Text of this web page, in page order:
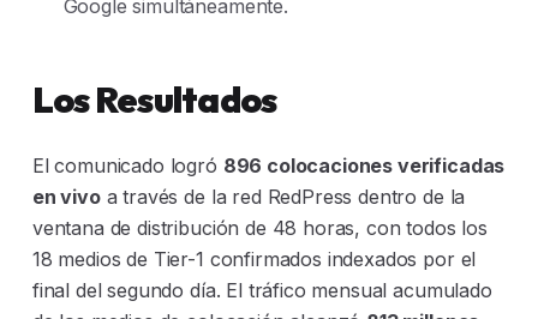
Google simultáneamente.
Los Resultados
El comunicado logró 896 colocaciones verificadas
en vivoa través de la red RedPress dentro de la
ventana de distribución de 48 horas, con todos los
18 medios de Tier-1 confirmados indexados por el
final del segundo día. El tráfico mensual acumulado